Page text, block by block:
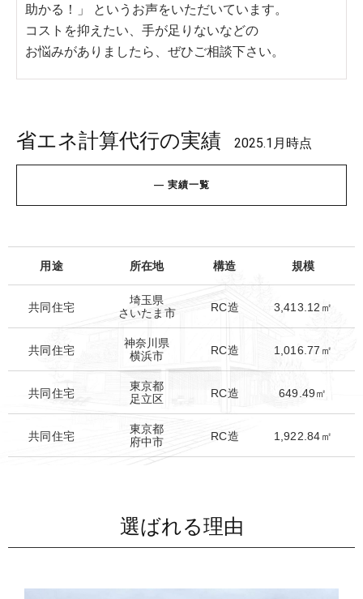
助かる！」 というお声をいただいています。
コストを抑えたい、手が足りないなどの
お悩みがありましたら、ぜひご相談下さい。
省エネ計算代行の実績 2025.1月時点
— 実績一覧
用途 所在地 構造 規模
共同住宅
埼玉県
さいたま市​
RC造 3,413.12㎡
共同住宅
神奈川県
横浜市
RC造 1,016.77㎡
共同住宅
東京都
足立区
RC造 649.49㎡
共同住宅
東京都
府中市
RC造 1,922.84㎡
選ばれる理由